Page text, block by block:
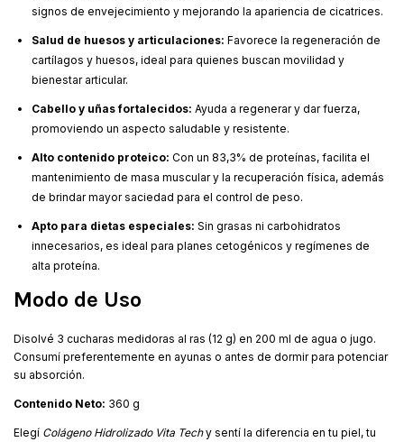
signos de envejecimiento y mejorando la apariencia de cicatrices.
Salud de huesos y articulaciones: Favorece la regeneración de
cartílagos y huesos, ideal para quienes buscan movilidad y
bienestar articular.
Cabello y uñas fortalecidos: Ayuda a regenerar y dar fuerza,
promoviendo un aspecto saludable y resistente.
Alto contenido proteico: Con un 83,3% de proteínas, facilita el
mantenimiento de masa muscular y la recuperación física, además
de brindar mayor saciedad para el control de peso.
Apto para dietas especiales: Sin grasas ni carbohidratos
innecesarios, es ideal para planes cetogénicos y regímenes de
alta proteína.
Modo de Uso
Disolvé 3 cucharas medidoras al ras (12 g) en 200 ml de agua o jugo.
Consumí preferentemente en ayunas o antes de dormir para potenciar
su absorción.
Contenido Neto: 360 g
Elegí Colágeno Hidrolizado Vita Techy sentí la diferencia en tu piel, tu